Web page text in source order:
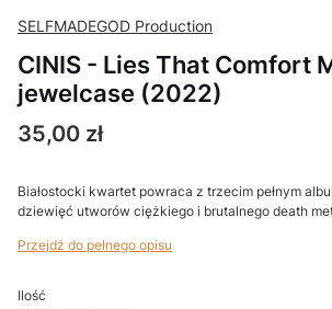
SELFMADEGOD Production
CINIS - Lies That Comfort
jewelcase (2022)
Cena
35,00 zł
Białostocki kwartet powraca z trzecim pełnym
dziewięć utworów ciężkiego i brutalnego death
Przejdź do pełnego opisu
Ilość